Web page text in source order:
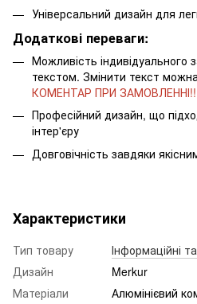
Універсальний дизайн для
Додаткові переваги:
Можливість індивідуального
текстом. Змінити текст
КОМЕНТАР ПРИ
Професійний дизайн, що
інтер'єру
Довговічність завдяки
Характеристики
Тип товару
Інформаційні
Дизайн
Merkur
Матеріали
Алюмінієвий